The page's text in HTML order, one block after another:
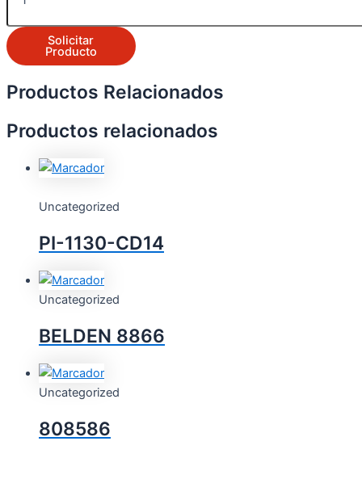
Solicitar
Producto
Productos Relacionados
Productos relacionados
Uncategorized
PI-1130-CD14
Uncategorized
BELDEN 8866
Uncategorized
808586